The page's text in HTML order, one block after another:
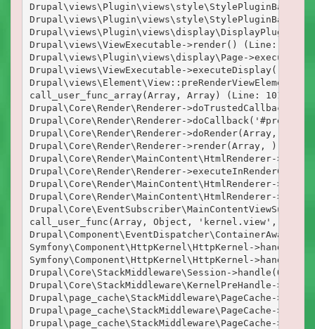
Drupal\views\Plugin\views\style\StylePluginBase-
Drupal\views\Plugin\views\style\StylePluginBase-
Drupal\views\ViewExecutable->render() (Line: 199)
Drupal\views\Plugin\views\display\Page->execute()
Drupal\views\ViewExecutable-
call_user_func_array(Array, Array) (Line: 101)
Drupal\Core\Render\Renderer-
Drupal\Core\Render\Renderer-
Drupal\Core\Render\Renderer->doRender(Array, )
Drupal\Core\Render\Renderer->render(Array, )
Drupal\Core\Render\MainContent\HtmlRenderer-
Drupal\Core\Render\Renderer-
Drupal\Core\Render\MainContent\HtmlRenderer-
Drupal\Core\Render\MainContent\HtmlRenderer-
call_user_func(Array, Object, 'kernel.view',
Symfony\Component\HttpKernel\HttpKernel-
Symfony\Component\HttpKernel\HttpKernel-
Drupal\Core\StackMiddleware\Session-
Drupal\Core\StackMiddleware\KernelPreHandle-
Drupal\page_cache\StackMiddleware\PageCache-
Drupal\page_cache\StackMiddleware\PageCache-
Drupal\page_cache\StackMiddleware\PageCache-